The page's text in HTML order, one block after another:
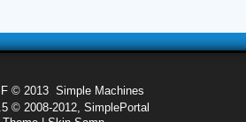
© 2013 Simple Machines
© 2008-2012, SimplePortal